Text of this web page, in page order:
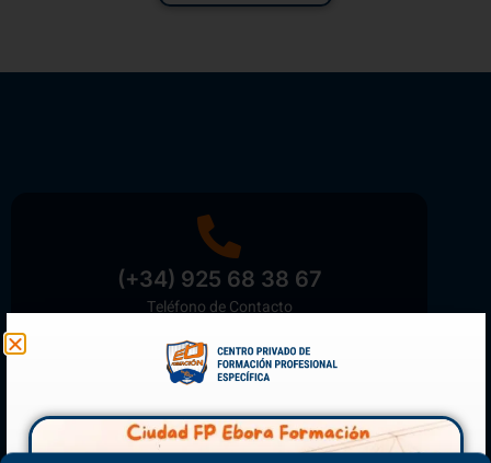
(+34) 925 68 38 67
Teléfono de Contacto
Matriculación Abierta